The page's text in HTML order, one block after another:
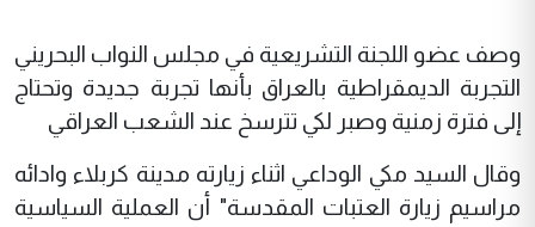
وصف عضو اللجنة التشريعية في مجلس النواب البحريني
التجربة الديمقراطية بالعراق بأنها تجربة جديدة وتحتاج
إلى فترة زمنية وصبر لكي تترسخ عند الشعب العراقي
وقال السيد مكي الوداعي اثناء زيارته مدينة كربلاء وادائه
مراسيم زيارة العتبات المقدسة" أن العملية السياسية